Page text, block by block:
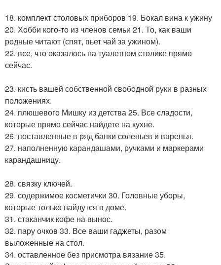
18. комплект столовых приборов 19. Бокал вина к ужину
20. Хобби кого-то из членов семьи 21. То, как ваши
родные читают (спят, пьет чай за ужином).
22. все, что оказалось на туалетном столике прямо
сейчас.
23. кисть вашей собственной свободной руки в разных
положениях.
24. плюшевого Мишку из детства 25. Все сладости,
которые прямо сейчас найдете на кухне.
26. поставленные в ряд банки соленьев и варенья.
27. наполненную карандашами, ручками и маркерами
карандашницу.
28. связку ключей.
29. содержимое косметички 30. Головные уборы,
которые только найдутся в доме.
31. стаканчик кофе на вынос.
32. пару очков 33. Все ваши гаджеты, разом
выложенные на стол.
34. оставленное без присмотра вязание 35.